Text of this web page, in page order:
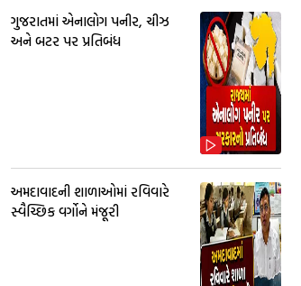
ગુજરાતમાં એનાલોગ પનીર, ચીઝ
અને બટર પર પ્રતિબંધ
અમદાવાદની શાળાઓમાં રવિવારે
સ્વૈચ્છિક વર્ગોને મંજૂરી